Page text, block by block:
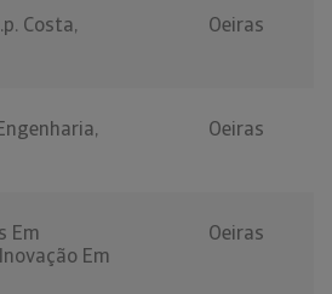
Costa,
Oeiras
Oeiras
Em
Em
Oeiras